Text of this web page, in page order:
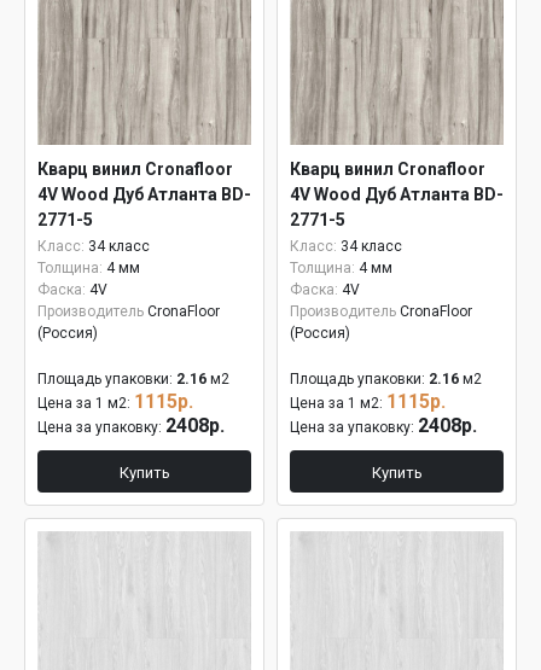
Кварц винил Cronafloor
4V Wood Дуб Атланта BD-
2771-5
Класс: 34 класс
Толщина: 4 мм
Фаска: 4V
Производитель CronaFloor
(Россия)
Площадь упаковки: 2.16 м2
Цена за 1 м2: 1115р.
Цена за упаковку: 2408р.
Купить
Кварц винил Cronafloor
4V Wood Дуб Атланта BD-
2771-5
Класс: 34 класс
Толщина: 4 мм
Фаска: 4V
Производитель CronaFloor
(Россия)
Площадь упаковки: 2.16 м2
Цена за 1 м2: 1115р.
Цена за упаковку: 2408р.
Купить